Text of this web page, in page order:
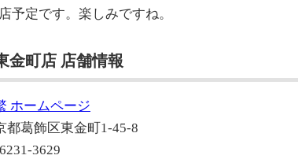
予定です。楽しみですね。
金町店 店舗情報
ホームページ
都葛飾区東金町1-45-8
3629